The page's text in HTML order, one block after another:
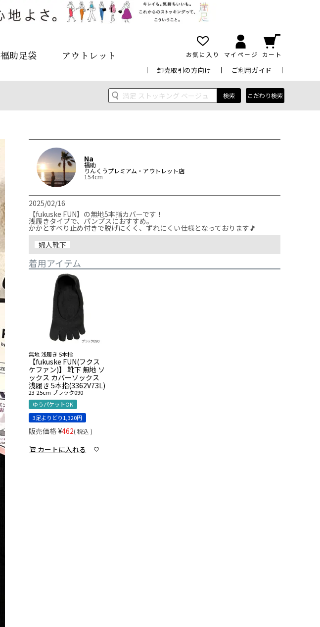
福助足袋 アウトレット お気に入り マイページ カート
卸売取引の方向け ご利用ガイド
検索 こだわり検索
Na
福助
りんくうプレミアム・アウトレット店
154cm
2025/02/16
【fukuske FUN】の無地5本指カバーです！
浅履きタイプで、パンプスにおすすめ。
かかとすべり止め付きで脱げにくく、ずれにくい仕様となっております🎵
婦人靴下
着用アイテム
無地 浅履き 5本指
【fukuske FUN(フクス
ケファン)】 靴下 無地 ソ
ックス カバーソックス
浅履き 5本指(3362V73L)
23-25cm ブラック090
ゆうパケットOK
3足よりどり1,320円
販売価格 ¥462 税込
カートに入れる